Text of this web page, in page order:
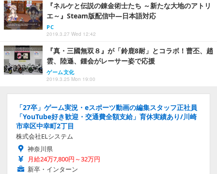
『ネルケと伝説の錬金術士たち ～新たな大地のアトリ
エ～』Steam版配信中―日本語対応
PC
2019.3.27 Wed 12:42
『真・三國無双８』が「鈴鹿8耐」とコラボ！曹丕、趙
雲、陸遜、鍾会がレーサー姿で応援
ゲーム文化
2019.3.25 Mon 19:00
「27卒」ゲーム実況・eスポーツ動画の編集スタッフ正社員
「YouTube好き歓迎・交通費全額支給」育休実績あり/川崎
市幸区中幸町2丁目
株式会社ELシステム
神奈川県
月給24万7,800円～32万円
新卒・インターン